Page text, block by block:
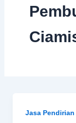
Jasa